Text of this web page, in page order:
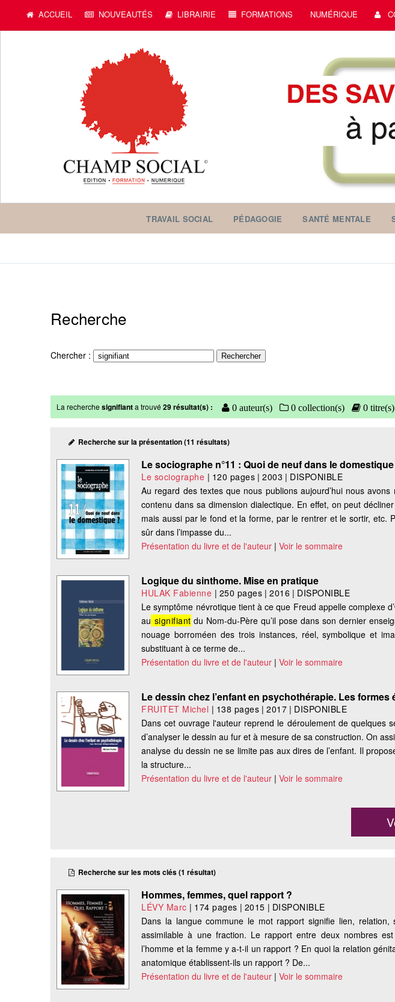
ACCUEIL NOUVEAUTÉS LIBRAIRIE FORMATIONS NUMÉRIQUE
TRAVAIL SOCIAL PÉDAGOGIE SANTÉ MENTALE
Recherche
Chercher :
La recherchesignifianta trouvé29 résultat(s) : 0 auteur(s) 0 collection(s) 0 titre(s)
Recherche sur la présentation (11 résultats)
Le sociographe n°11 : Quoi de neuf dans le domestique
Le sociographe | 120 pages |2003 | DISPONIBLE
Au regard des textes que nous publions aujourd’hui nous
contenu dans sa dimension dialectique. En effet, on peut
mais aussi par le fond et la forme, par le rentrer et le sortir, etc.
sûr dans l’impasse du...
Présentation du livre et de l'auteur |Voir le sommaire
Logique du sinthome. Mise en pratique
HULAK Fabienne | 250 pages |2016 | DISPONIBLE
Le symptôme névrotique tient à ce que Freud appelle complexe
au signifiant du Nom-du-Père qu’il pose dans son dernier
nouage borroméen des trois instances, réel, symbolique et
substituant à ce terme de...
Présentation du livre et de l'auteur |Voir le sommaire
Le dessin chez l’enfant en psychothérapie. Les formes
FRUITET Michel | 138 pages |2017 | DISPONIBLE
Dans cet ouvrage l'auteur reprend le déroulement de quelques
d’analyser le dessin au fur et à mesure de sa construction. On
analyse du dessin ne se limite pas aux dires de l’enfant. Il
la structure...
Présentation du livre et de l'auteur |Voir le sommaire
Recherche sur les mots clés (1 résultat)
Hommes, femmes, quel rapport ?
LÉVY Marc | 174 pages | 2015 | DISPONIBLE
Dans la langue commune le mot rapport signifie lien,
assimilable à une fraction. Le rapport entre deux nombres
l’homme et la femme y a-t-il un rapport ? En quoi la relation
anatomique établissent-ils un rapport ? De...
Présentation du livre et de l'auteur |Voir le sommaire